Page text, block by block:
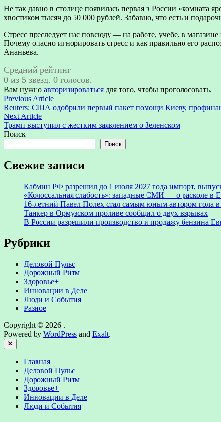
Не так давно в столице появилась первая в России «комната
хвостиком тысяч до 50 000 рублей. Забавно, что есть и
Стресс преследует нас повсюду — на работе, учебе, в
Почему опасно игнорировать стресс и как правильно его
Ананьева.
Средний рейтинг
0 из 5 звезд. 0 голосов.
Вам нужно авторизироваться для того, чтобы проголосовать.
Навигация
по
записям
Previous ArticlePrevious
article:
Reuters: США одобрили первый пакет помощи Киеву,
Next ArticleNext
article:
Трамп выступил с жестким заявлением о Зеленском
Поиск
Поиск
Свежие записи
Кабмин РФ разрешил до 1 июля 2027 года импорт,
«Колоссальная слабость»: западные СМИ — о расколе в
16-летний Павел Полех стал самым юным автором гола в
Танкер в Ормузском проливе сообщил о двух взрывах
В России разрешили производство и продажу бензина
Рубрики
Деловой Пульс
Дорожный Ритм
Здоровье+
Инновации в Деле
Люди и События
Разное
Copyright © 2026 .
Powered by WordPress and Exalt.
Close
Главная
Деловой Пульс
Дорожный Ритм
Здоровье+
Инновации в Деле
Люди и События